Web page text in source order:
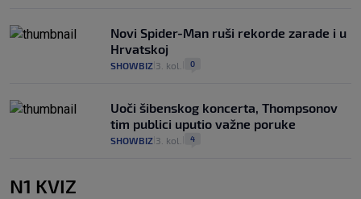
Novi Spider-Man ruši rekorde zarade i u
Hrvatskoj
SHOWBIZ 3. kol. 0
Uoči šibenskog koncerta, Thompsonov
tim publici uputio važne poruke
SHOWBIZ 3. kol. 4
N1 KVIZ